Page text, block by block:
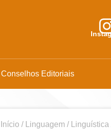
Conselhos Editoriais
Início / Linguagem / Linguística